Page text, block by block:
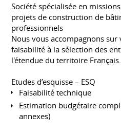
Société spécialisée en
projets de construction de
professionnels
Nous vous accompagnons
faisabilité à la sélection des
l'étendue du territoire Français.
Etudes d’esquisse – ESQ
Faisabilité technique
Estimation budgétaire
annexes)